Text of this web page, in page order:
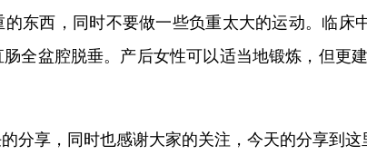
东西，同时不要做一些负重太大的运动。临床
全盆腔脱垂。产后女性可以适当地锻炼，但更
分享，同时也感谢大家的关注，今天的分享到这